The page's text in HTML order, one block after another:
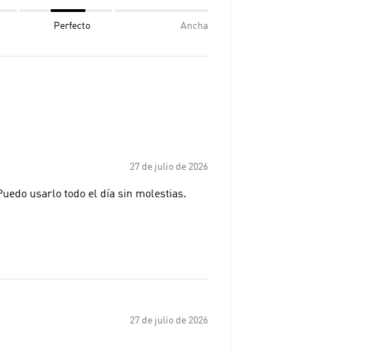
Perfecto Ancha
27 de julio de 2026
usarlo todo el día sin molestias.
27 de julio de 2026